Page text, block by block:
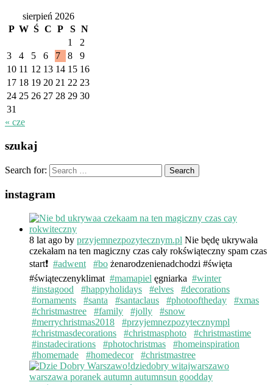
sierpień 2026
P W Ś C P S N
1
2
3
4 5 6 7 8
9
10 11 12 13 14 15 16
17 18 19 20 21 22 23
24 25 26 27 28 29 30
31
« cze
szukaj
Search for:
instagram
8 lat ago by przyjemnezpozytecznym.pl Nie będę ukrywała
czekałam na ten magiczny czas cały rokświąteczny spam czas
start❗️ #adwent #bo żenarodzenienadchodzi #święta
#świąteczenyklimat #mamapiel ęgniarka #winter
#instagood
#happyholidays #elves
#decorations
#ornaments
#santa #santaclaus #photooftheday
#xmas
#christmastree
#family #jolly
#snow
#merrychristmas2018
#przyjemnezpozytecznympl
#christmasdecorations
#christmasphoto
#christmastime
#instadecirations
#photochristmas
#homeinspiration
#homemade
#homedecor #christmastree